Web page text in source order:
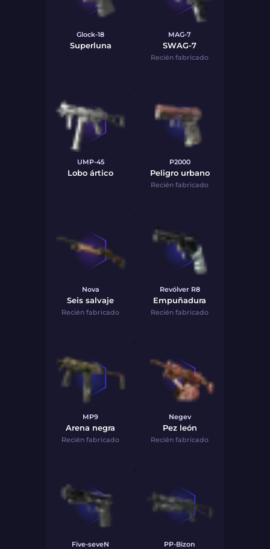
Glock-18
Superluna
MAG-7
SWAG-7
Recién fabricado
UMP-45
Lobo ártico
P2000
Peligro urbano
Recién fabricado
Nova
Seis salvaje
Recién fabricado
Revólver R8
Empuñadura
Recién fabricado
MP9
Arena negra
Recién fabricado
Negev
Pez león
Recién fabricado
Five-seveN PP-Bizon